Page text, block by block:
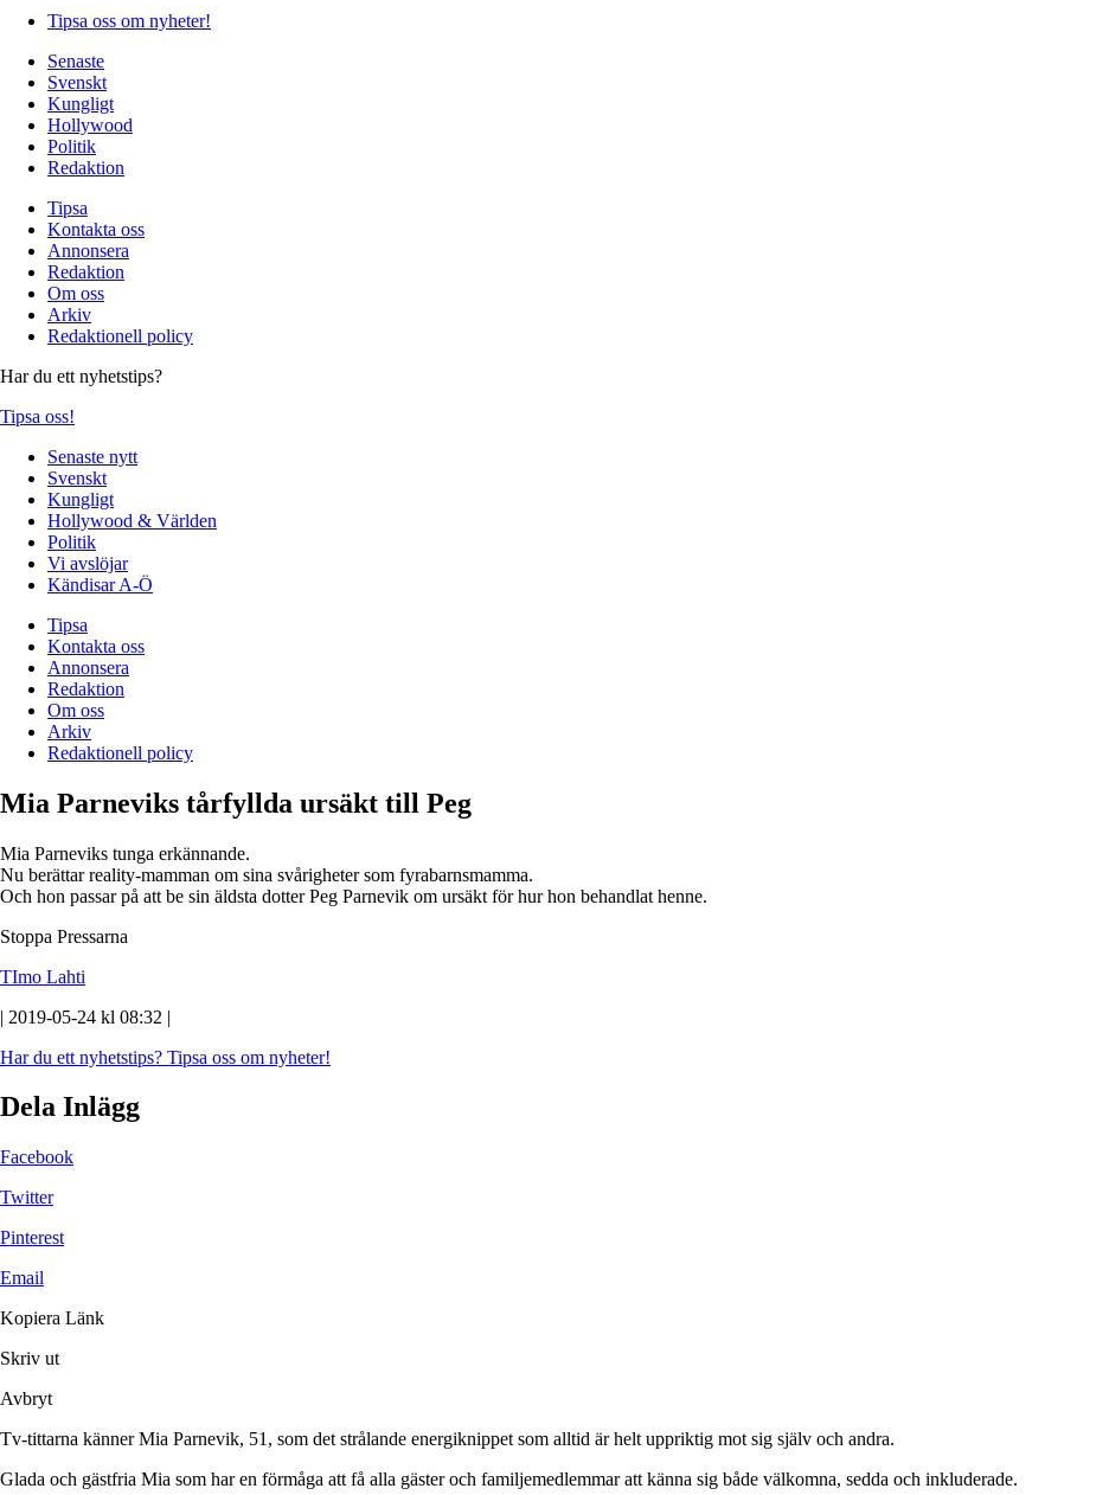
Tipsa oss om nyheter!
Senaste
Svenskt
Kungligt
Hollywood
Politik
Redaktion
Tipsa
Kontakta oss
Annonsera
Redaktion
Om oss
Arkiv
Redaktionell policy
Har du ett nyhetstips?
Tipsa oss!
Senaste nytt
Svenskt
Kungligt
Hollywood & Världen
Politik
Vi avslöjar
Kändisar A-Ö
Tipsa
Kontakta oss
Annonsera
Redaktion
Om oss
Arkiv
Redaktionell policy
Mia Parneviks tårfyllda ursäkt till Peg
Mia Parneviks tunga erkännande.
Nu berättar reality-mamman om sina svårigheter som fyrabarnsmamma.
Och hon passar på att be sin äldsta dotter Peg Parnevik om ursäkt för hur hon behandlat henne.
Stoppa Pressarna
TImo Lahti
| 2019-05-24 kl 08:32 |
Har du ett nyhetstips? Tipsa oss om nyheter!
Dela Inlägg
Facebook
Twitter
Pinterest
Email
Kopiera Länk
Skriv ut
Avbryt
Tv-tittarna känner Mia Parnevik, 51, som det strålande energiknippet som alltid är helt uppriktig mot sig själv och andra.
Glada och gästfria Mia som har en förmåga att få alla gäster och familjemedlemmar att känna sig både välkomna, sedda och inkluderade.